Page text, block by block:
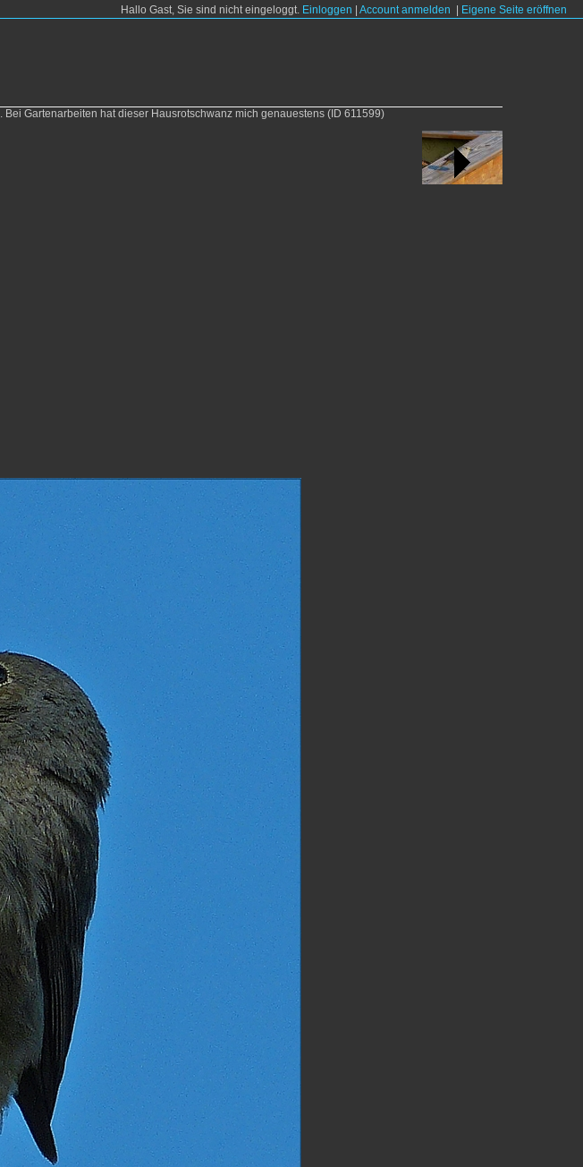
Hallo Gast, Sie sind nicht eingeloggt. Einloggen Account anmelden Eigene Seite eröffnen
. Bei Gartenarbeiten hat dieser Hausrotschwanz mich genauestens (ID 611599)